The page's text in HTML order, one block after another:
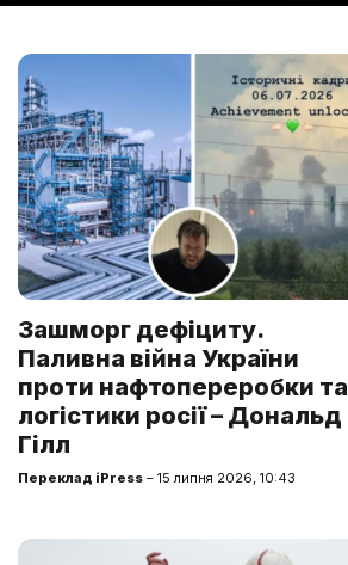
Зашморг дефіциту.
Паливна війна України
проти нафтопереробки та
логістики росії – Дональд
Гілл
Переклад iPress– 15 липня 2026, 10:43